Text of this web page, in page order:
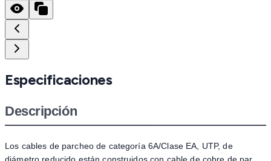
Especificaciones
Descripción
Los cables de parcheo de categoría 6A/Clase EA, UTP, de